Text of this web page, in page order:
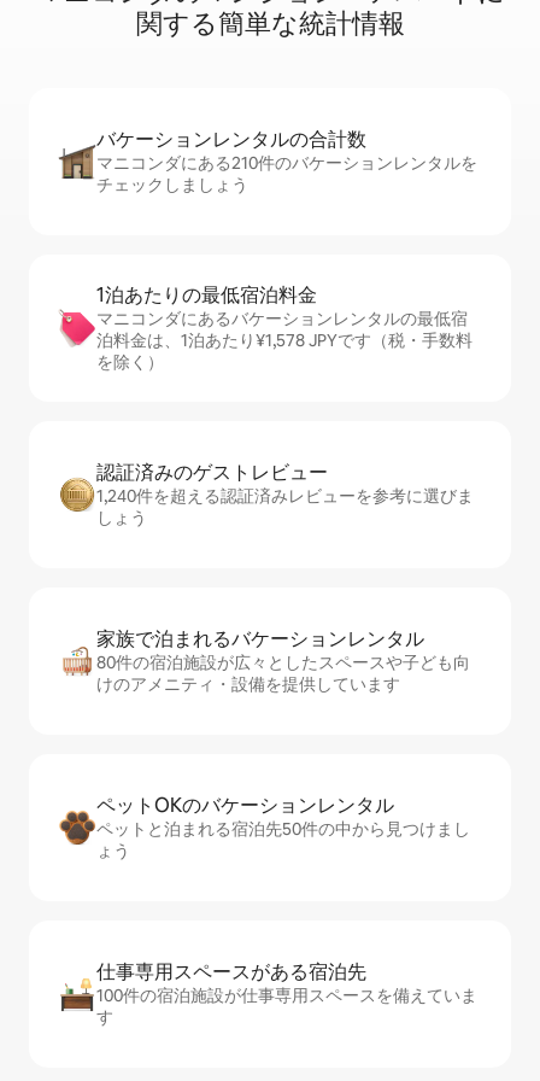
関⁠す⁠る簡⁠単⁠な統⁠計⁠情⁠報
バケーションレ⁠ン⁠タ⁠ル⁠の合⁠計⁠数
マニコンダにある210件のバケーションレンタルを
チェックしましょう
1泊あたりの最⁠低⁠宿⁠泊⁠料⁠金
マニコンダにあるバケーションレンタルの最低宿
泊料金は、1泊あたり¥1,578 JPYです（税・手数料
を除く）
認証済みのゲ⁠ス⁠ト⁠レ⁠ビ⁠ュ⁠ー
1,240件を超える認証済みレビューを参考に選びま
しょう
家族で泊まれるバ⁠ケ⁠ー⁠シ⁠ョ⁠ンレ⁠ン⁠タ⁠ル
80件の宿泊施設が広々としたスペースや子ども向
けのアメニティ・設備を提供しています
ペットOKのバ⁠ケ⁠ー⁠シ⁠ョ⁠ンレ⁠ン⁠タ⁠ル
ペットと泊まれる宿泊先50件の中から見つけまし
ょう
仕事専用ス⁠ペ⁠ー⁠スがあ⁠る宿⁠泊⁠先
100件の宿泊施設が仕事専用スペースを備えていま
す